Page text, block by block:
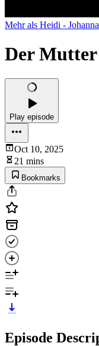
Mehr als Heidi -
Der
Play episode
Oct 10, 2025
21 mins
Bookmarks
Episode